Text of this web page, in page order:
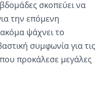
σκοπεύει να
την επόμενη
ψάχνει το
συμφωνία για τις
προκάλεσε μεγάλες